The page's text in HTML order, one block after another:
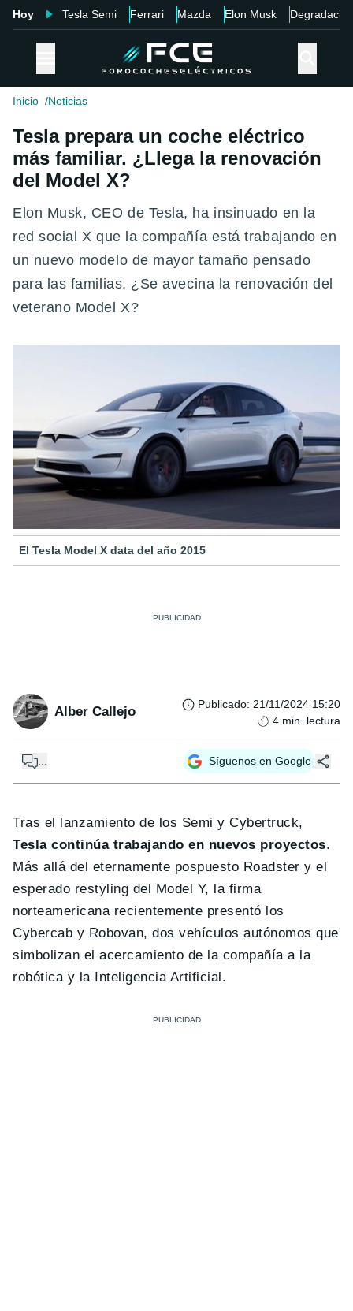
Hoy Tesla Semi Ferrari Mazda Elon Musk Degradación
Inicio Noticias
Tesla prepara un coche eléctrico
más familiar. ¿Llega la renovación
del Model X?
Elon Musk, CEO de Tesla, ha insinuado en la
red social X que la compañía está trabajando en
un nuevo modelo de mayor tamaño pensado
para las familias. ¿Se avecina la renovación del
veterano Model X?
El Tesla Model X data del año 2015
Alber Callejo Publicado: 21/11/2024 15:20
4 min. lectura
... Síguenos en Google
Tras el lanzamiento de los Semi y Cybertruck,
Tesla continúa trabajando en nuevos proyectos.
Más allá del eternamente pospuesto Roadster y el
esperado restyling del Model Y, la firma
norteamericana recientemente presentó los
Cybercab y Robovan, dos vehículos autónomos que
simbolizan el acercamiento de la compañía a la
robótica y la Inteligencia Artificial.